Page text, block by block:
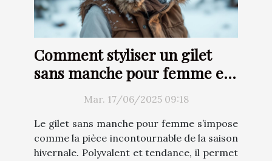
Comment styliser un gilet
sans manche pour femme en
Mar. 17/06/2025 09:18
Le gilet sans manche pour femme s’impose
comme la pièce incontournable de la saison
hivernale. Polyvalent et tendance, il permet